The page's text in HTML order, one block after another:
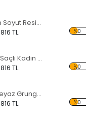
Modern Soyut Resim 46 Forex Tablo
816 TL %0
Dalgalı Saçlı Kadın Forex Tablo
816 TL %0
Siyah Beyaz Grunge Forex Tablo
816 TL %0